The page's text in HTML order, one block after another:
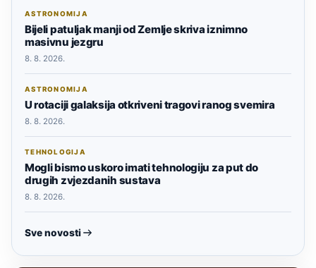
ASTRONOMIJA
Bijeli patuljak manji od Zemlje skriva iznimno
masivnu jezgru
8. 8. 2026.
ASTRONOMIJA
U rotaciji galaksija otkriveni tragovi ranog svemira
8. 8. 2026.
TEHNOLOGIJA
Mogli bismo uskoro imati tehnologiju za put do
drugih zvjezdanih sustava
8. 8. 2026.
Sve novosti